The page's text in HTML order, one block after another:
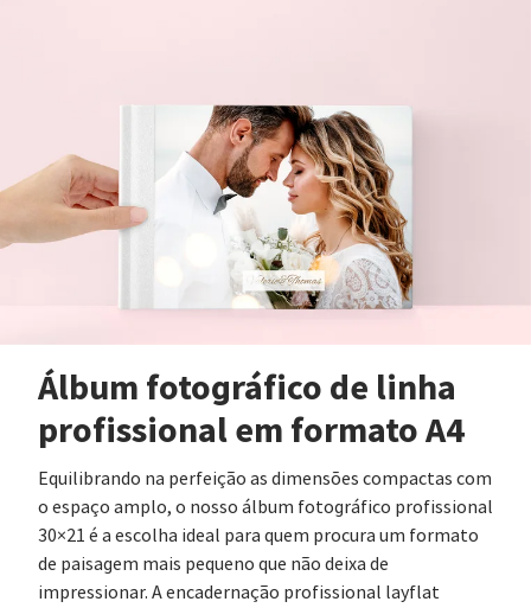
Álbum fotográfico de linha
profissional em formato A4
Equilibrando na perfeição as dimensões compactas com
o espaço amplo, o nosso álbum fotográfico profissional
30×21 é a escolha ideal para quem procura um formato
de paisagem mais pequeno que não deixa de
impressionar. A encadernação profissional layflat